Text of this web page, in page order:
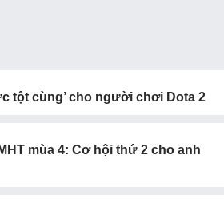
tột cùng’ cho người chơi Dota 2
mùa 4: Cơ hội thứ 2 cho anh